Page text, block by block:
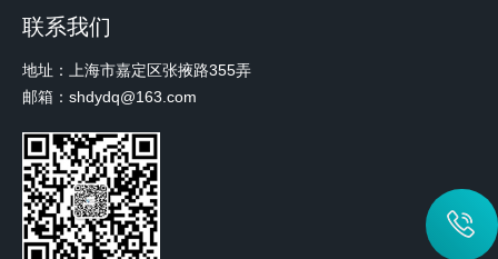
联系我们
地址：上海市嘉定区张掖路355弄
邮箱：shdydq@163.com